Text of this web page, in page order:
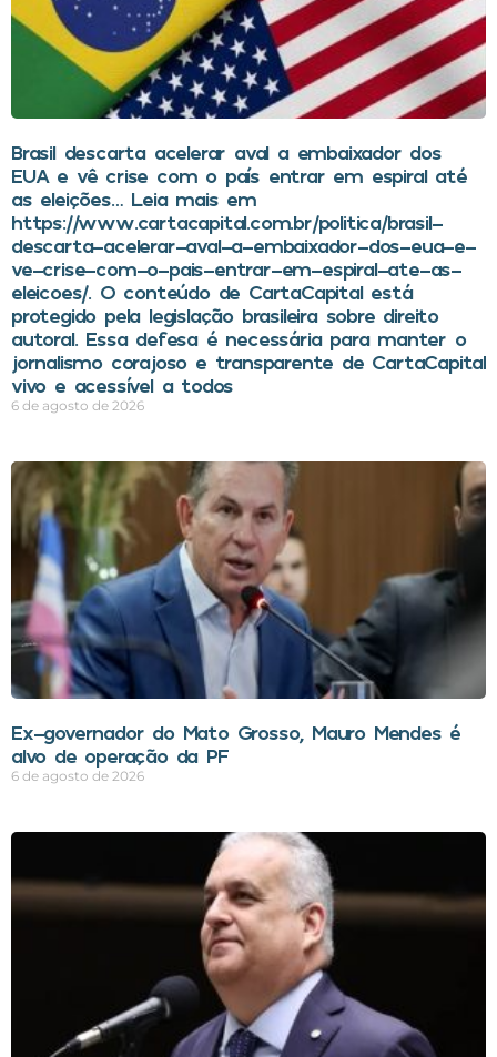
Brasil descarta acelerar aval a embaixador dos
EUA e vê crise com o país entrar em espiral até
as eleições… Leia mais em
https://www.cartacapital.com.br/politica/brasil-
descarta-acelerar-aval-a-embaixador-dos-eua-e-
ve-crise-com-o-pais-entrar-em-espiral-ate-as-
eleicoes/. O conteúdo de CartaCapital está
protegido pela legislação brasileira sobre direito
autoral. Essa defesa é necessária para manter o
jornalismo corajoso e transparente de CartaCapital
vivo e acessível a todos
6 de agosto de 2026
Ex-governador do Mato Grosso, Mauro Mendes é
alvo de operação da PF
6 de agosto de 2026